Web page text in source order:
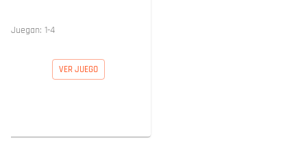
Juegan: 1-4
VER JUEGO